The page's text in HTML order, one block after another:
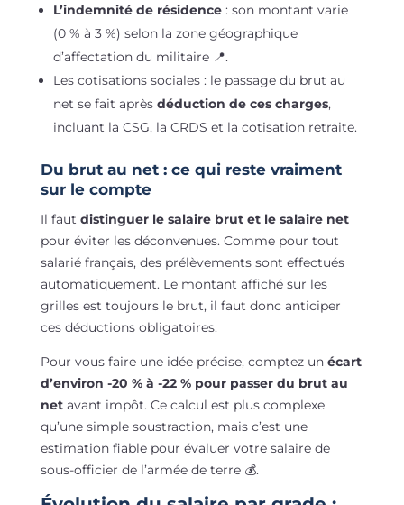
L’indemnité de résidence: son montant varie
(0 % à 3 %) selon la zone géographique
d’affectation du militaire 📍.
Les cotisations sociales : le passage du brut au
net se fait après déduction de ces charges,
incluant la CSG, la CRDS et la cotisation retraite.
Du brut au net : ce qui reste vraiment
sur le compte
Il faut distinguer le salaire brut et le salaire net
pour éviter les déconvenues. Comme pour tout
salarié français, des prélèvements sont effectués
automatiquement. Le montant affiché sur les
grilles est toujours le brut, il faut donc anticiper
ces déductions obligatoires.
Pour vous faire une idée précise, comptez un écart
d’environ -20 % à -22 % pour passer du brut au
netavant impôt. Ce calcul est plus complexe
qu’une simple soustraction, mais c’est une
estimation fiable pour évaluer votre salaire de
sous-officier de l’armée de terre 💰.